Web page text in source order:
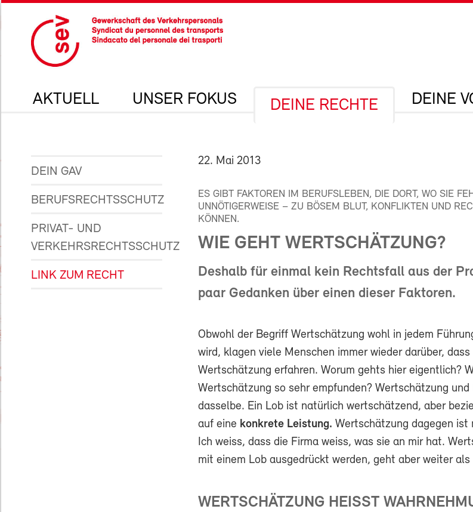
AKTUELL UNSER FOKUS DEINE RECHTE DEINE
DEIN GAV
BERUFSRECHTSSCHUTZ
PRIVAT- UND
VERKEHRSRECHTSSCHUTZ
LINK ZUM RECHT
22. Mai 2013
ES GIBT FAKTOREN IM BERUFSLEBEN, DIE DORT, WO SIE
UNNÖTIGERWEISE – ZU BÖSEM BLUT, KONFLIKTEN UND
KÖNNEN.
WIE GEHT WERTSCHÄTZUNG?
Deshalb für einmal kein Rechtsfall aus der
paar Gedanken über einen dieser Faktoren.
Obwohl der Begriff Wertschätzung wohl in jedem
wird, klagen viele Menschen immer wieder darüber,
Wertschätzung erfahren. Worum gehts hier eigentlich?
Wertschätzung so sehr empfunden? Wertschätzung und
dasselbe. Ein Lob ist natürlich wertschätzend, aber
auf eine konkrete Leistung. Wertschätzung dagegen ist
Ich weiss, dass die Firma weiss, was sie an mir hat.
mit einem Lob ausgedrückt werden, geht aber weiter
WERTSCHÄTZUNG HEISST